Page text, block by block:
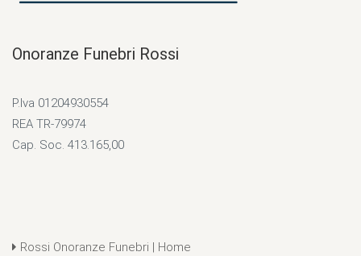
Onoranze Funebri Rossi
P.Iva 01204930554
REA TR-79974
Cap. Soc. 413.165,00
Rossi Onoranze Funebri | Home